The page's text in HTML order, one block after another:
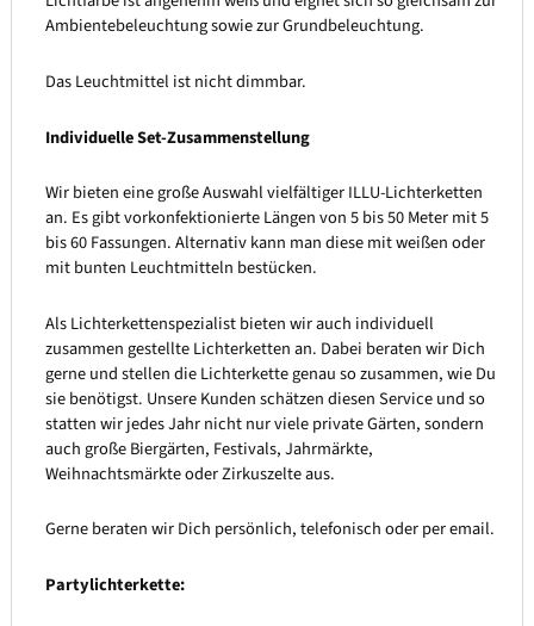
Ambientebeleuchtung sowie zur Grundbeleuchtung.
Das Leuchtmittel ist nicht dimmbar.
Individuelle Set-Zusammenstellung
Wir bieten eine große Auswahl vielfältiger ILLU-Lichterketten
an. Es gibt vorkonfektionierte Längen von 5 bis 50 Meter mit 5
bis 60 Fassungen. Alternativ kann man diese mit weißen oder
mit bunten Leuchtmitteln bestücken.
Als Lichterkettenspezialist bieten wir auch individuell
zusammen gestellte Lichterketten an. Dabei beraten wir Dich
gerne und stellen die Lichterkette genau so zusammen, wie Du
sie benötigst. Unsere Kunden schätzen diesen Service und so
statten wir jedes Jahr nicht nur viele private Gärten, sondern
auch große Biergärten, Festivals, Jahrmärkte,
Weihnachtsmärkte oder Zirkuszelte aus.
Gerne beraten wir Dich persönlich, telefonisch oder per email.
Partylichterkette: